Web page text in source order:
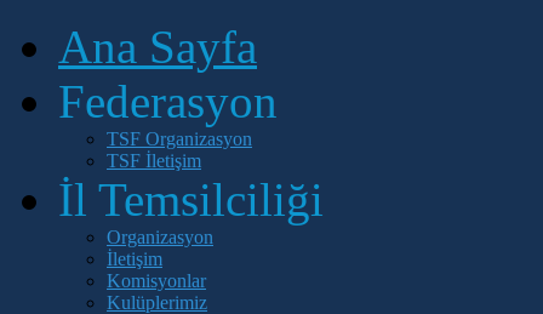
Ana Sayfa
Federasyon
TSF Organizasyon
TSF İletişim
İl Temsilciliği
Organizasyon
İletişim
Komisyonlar
Kulüplerimiz